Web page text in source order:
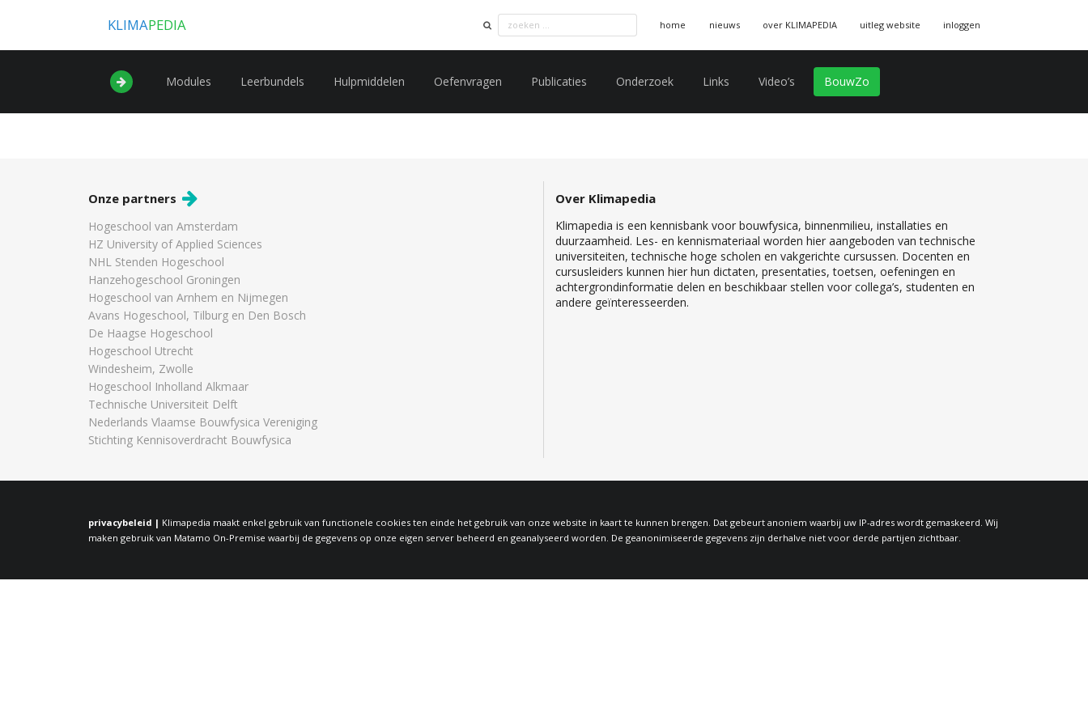
KLIMAPEDIA home nieuws over KLIMAPEDIA uitleg website inloggen
Modules Leerbundels Hulpmiddelen Oefenvragen Publicaties Onderzoek Links Video’s BouwZo
Onze partners
Hogeschool van Amsterdam
HZ University of Applied Sciences
NHL Stenden Hogeschool
Hanzehogeschool Groningen
Hogeschool van Arnhem en Nijmegen
Avans Hogeschool, Tilburg en Den Bosch
De Haagse Hogeschool
Hogeschool Utrecht
Windesheim, Zwolle
Hogeschool Inholland Alkmaar
Technische Universiteit Delft
Nederlands Vlaamse Bouwfysica Vereniging
Stichting Kennisoverdracht Bouwfysica
Over Klimapedia
Klimapedia is een kennisbank voor bouwfysica, binnenmilieu, installaties en
duurzaamheid. Les- en kennismateriaal worden hier aangeboden van technische
universiteiten, technische hoge scholen en vakgerichte cursussen. Docenten en
cursusleiders kunnen hier hun dictaten, presentaties, toetsen, oefeningen en
achtergrondinformatie delen en beschikbaar stellen voor collega’s, studenten en
andere geïnteresseerden.
privacybeleid | Klimapedia maakt enkel gebruik van functionele cookies ten einde het gebruik van onze website in kaart te kunnen brengen. Dat gebeurt anoniem waarbij uw IP-adres wordt gemaskeerd. Wij
maken gebruik van Matamo On-Premise waarbij de gegevens op onze eigen server beheerd en geanalyseerd worden. De geanonimiseerde gegevens zijn derhalve niet voor derde partijen zichtbaar.